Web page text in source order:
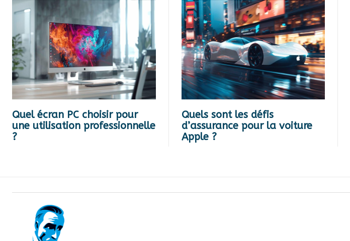
Quel écran PC choisir pour
une utilisation professionnelle
?
Quels sont les défis
d’assurance pour la voiture
Apple ?